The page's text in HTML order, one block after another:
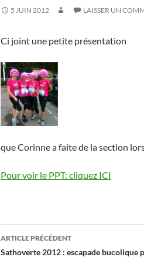
5 JUIN 2012 LAISSER UN
Ci joint une petite présentation
que Corinne a faite de la section
Pour voir le PPT: cliquez ICI
Navigation
des
ARTICLE PRÉCÉDENT
Sathoverte 2012 : escapade bucolique